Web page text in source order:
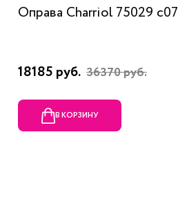
Оправа Charriol 75029 c07
18185 руб. 36370 руб.
В КОРЗИНУ